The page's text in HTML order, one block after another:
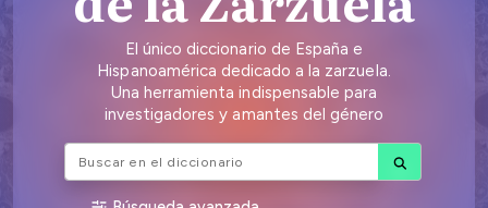
El único diccionario de España e
Hispanoamérica dedicado a la zarzuela.
Una herramienta indispensable para
investigadores y amantes del género
Texto de búsqueda global